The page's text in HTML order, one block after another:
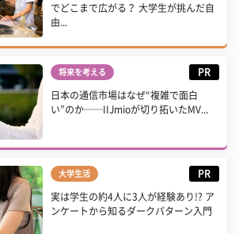
でどこまで広がる？ 大学生が挑んだ自
由...
将来を考える PR
日本の通信市場はなぜ“複雑で面白
い”のか──IIJmioが切り拓いたMV...
大学生活 PR
実は学生の約4人に3人が経験あり!? ア
ンケートから知るダークパターン入門